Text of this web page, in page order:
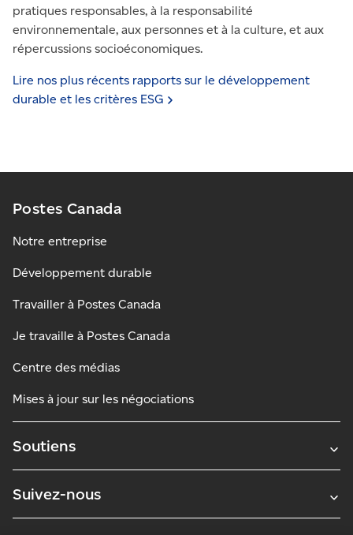
pratiques responsables, à la responsabilité
environnementale, aux personnes et à la culture, et aux
répercussions socioéconomiques.
Lire nos plus récents rapports sur le développement
durable et les critères ESG
Postes Canada
Notre entreprise
Développement durable
Travailler à Postes Canada
Je travaille à Postes Canada
Centre des médias
Mises à jour sur les négociations
Soutiens
Suivez-nous